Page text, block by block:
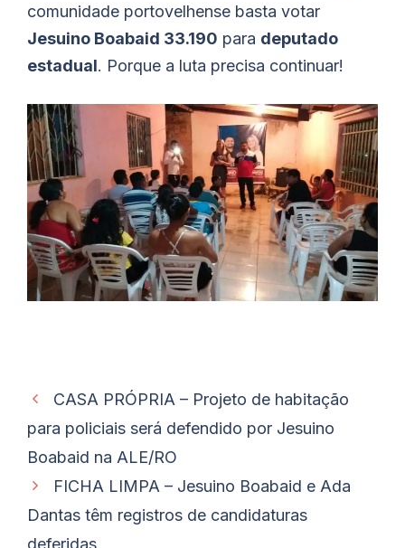
comunidade portovelhense basta votar
Jesuino Boabaid 33.190 para deputado
estadual. Porque a luta precisa continuar!
CASA PRÓPRIA – Projeto de habitação
para policiais será defendido por Jesuino
Boabaid na ALE/RO
FICHA LIMPA – Jesuino Boabaid e Ada
Dantas têm registros de candidaturas
deferidas